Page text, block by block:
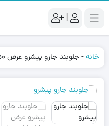
|
خانه- جلوبند جارو پیشرو عرض 150 دارای بغل زن و آبپاش